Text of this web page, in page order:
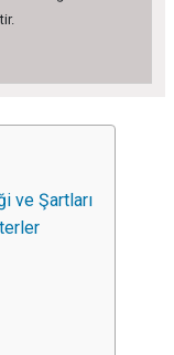
ve Şartları